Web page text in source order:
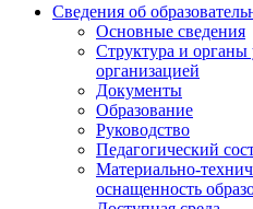
Сведения об
Основные сведения
Структура и органы
организацией
Документы
Образование
Руководство
Педагогический
Материально-
оснащенность